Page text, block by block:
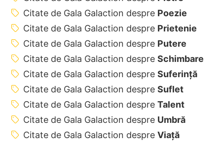
Citate de Gala Galaction despre Poezie
Citate de Gala Galaction despre Prietenie
Citate de Gala Galaction despre Putere
Citate de Gala Galaction despre Schimbare
Citate de Gala Galaction despre Suferință
Citate de Gala Galaction despre Suflet
Citate de Gala Galaction despre Talent
Citate de Gala Galaction despre Umbră
Citate de Gala Galaction despre Viață